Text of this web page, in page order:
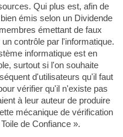
Qui plus est, afin de
émis selon un Dividende
émettant de faux
contrôle par l'informatique.
informatique est en
surtout si l'on souhaite
d'utilisateurs qu'il faut
vérifier qu'il n'existe pas
à leur auteur de produire
mécanique de vérification
de Confiance ».